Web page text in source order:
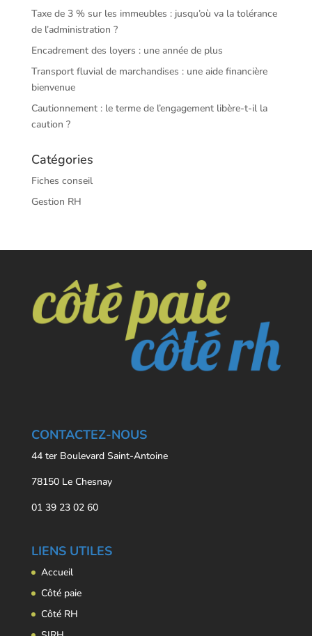
Taxe de 3 % sur les immeubles : jusqu’où va la tolérance
de l’administration ?
Encadrement des loyers : une année de plus
Transport fluvial de marchandises : une aide financière
bienvenue
Cautionnement : le terme de l’engagement libère-t-il la
caution ?
Catégories
Fiches conseil
Gestion RH
CONTACTEZ-NOUS
44 ter Boulevard Saint-Antoine
78150 Le Chesnay
01 39 23 02 60
LIENS UTILES
Accueil
Côté paie
Côté RH